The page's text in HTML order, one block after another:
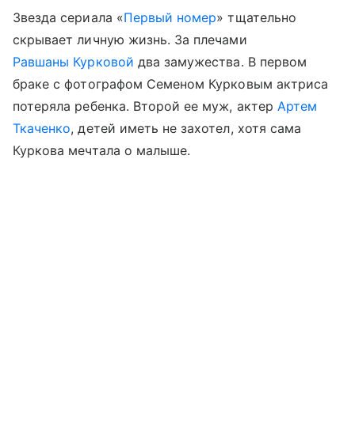
Звезда сериала «Первый номер» тщательно
скрывает личную жизнь. За плечами
Равшаны Курковой два замужества. В первом
браке с фотографом Семеном Курковым актриса
потеряла ребенка. Второй ее муж, актер Артем
Ткаченко, детей иметь не захотел, хотя сама
Куркова мечтала о малыше.